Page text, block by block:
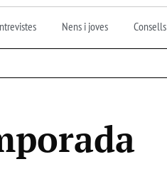
Nens i joves Consells